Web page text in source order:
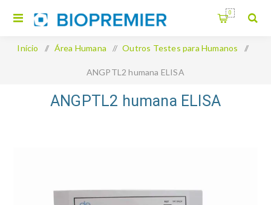
0
Início / Área Humana / Outros Testes para Humanos /
ANGPTL2 humana ELISA
ANGPTL2 humana ELISA